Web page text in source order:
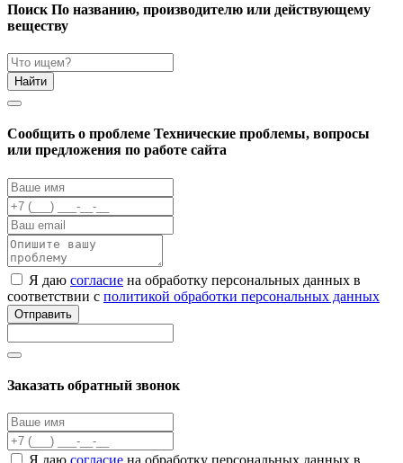
Поиск По названию, производителю или действующему
веществу
Найти
Cообщить о проблеме Технические проблемы, вопросы
или предложения по работе сайта
Я даю согласие на обработку персональных данных в
соответствии с политикой обработки персональных данных
Отправить
Заказать обратный звонок
Я даю согласие на обработку персональных данных в